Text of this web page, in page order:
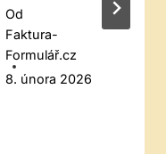
Od
Faktura-
Formulář.cz
8. února 2026